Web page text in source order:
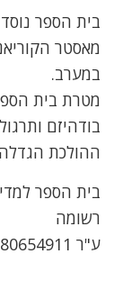
בית הספר
מאסטר
במערב.
מטרת בית
בודהיזם
ההולכת
בית הספר
רשומה
ע"ר 580654911